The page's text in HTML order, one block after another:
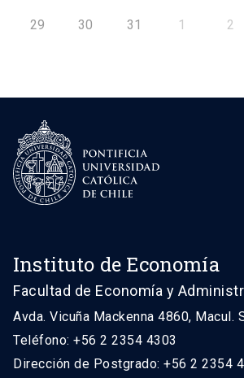
29 30 31 1 2
Instituto de Economía
Facultad de Economía y
Avda. Vicuña Mackenna 4860, Macul.
Teléfono: +56 2 2354 4303
Dirección de Postgrado: +56 2 2354